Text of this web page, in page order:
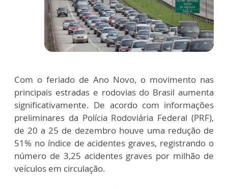
Com o feriado de Ano Novo, o movimento nas
principais estradas e rodovias do Brasil aumenta
significativamente. De acordo com informações
preliminares da Polícia Rodoviária Federal (PRF),
de 20 a 25 de dezembro houve uma redução de
51% no índice de acidentes graves, registrando o
número de 3,25 acidentes graves por milhão de
veículos em circulação.